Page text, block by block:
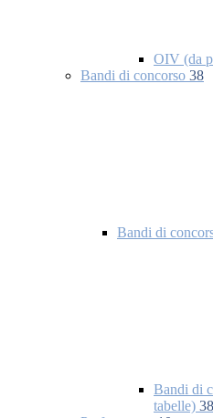
OIV (da
Bandi di concorso 38
Bandi di
Bandi di
tabelle) 38